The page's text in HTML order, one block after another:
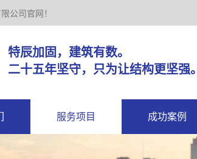
公司官网！
特辰加固，建筑有数。
二十五年坚守，只为让结构更坚强。
服务项目 成功案例